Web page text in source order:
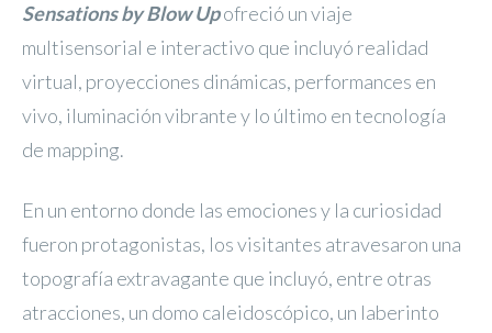
Sensations by Blow Upofreció un viaje
multisensorial e interactivo que incluyó realidad
virtual, proyecciones dinámicas, performances en
vivo, iluminación vibrante y lo último en tecnología
de mapping.
En un entorno donde las emociones y la curiosidad
fueron protagonistas, los visitantes atravesaron una
topografía extravagante que incluyó, entre otras
atracciones, un domo caleidoscópico, un laberinto